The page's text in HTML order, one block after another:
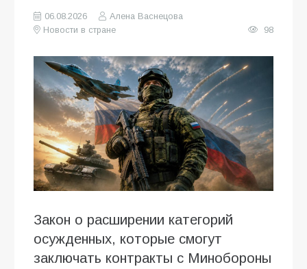
06.08.2026
Алена Васнецова
Новости в стране
98
Закон о расширении категорий
осужденных, которые смогут
заключать контракты с Минобороны